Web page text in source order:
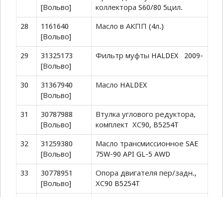
[Вольво]
коллектора S60/80 5цил.
28
1161640
[Вольво]
Масло в АКПП (4л.)
29
31325173
[Вольво]
Фильтр муфты HALDEX 2009-
30
31367940
[Вольво]
Масло HALDEX
31
30787988
[Вольво]
Втулка углового редуктора,
комплект ХС90, B5254T
32
31259380
[Вольво]
Масло трансмиссионное SAE
75W-90 API GL-5 AWD
33
30778951
[Вольво]
Опора двигателя пер/задн.,
ХС90 B5254T